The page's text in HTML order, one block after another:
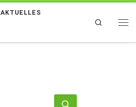
AKTUELLES
Search
SUCHE